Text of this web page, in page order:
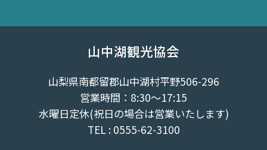
山中湖観光協会
山梨県南都留郡山中湖村平野506-296
営業時間：8:30～17:15
水曜日定休(祝日の場合は営業いたします)
TEL : 0555-62-3100